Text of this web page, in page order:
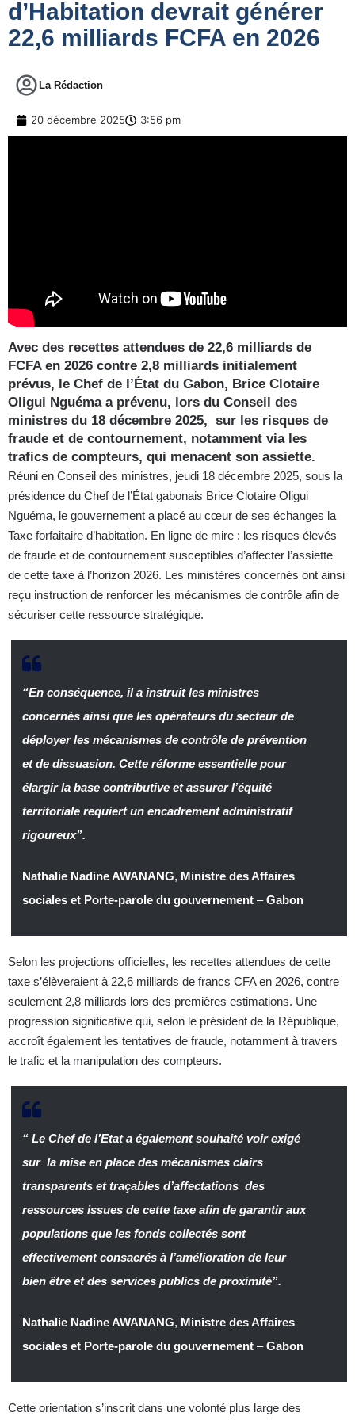
d’Habitation devrait générer
22,6 milliards FCFA en 2026
La Rédaction
20 décembre 2025 3:56 pm
Avec des recettes attendues de 22,6 milliards de
FCFA en 2026 contre 2,8 milliards initialement
prévus, le Chef de l’État du Gabon, Brice Clotaire
Oligui Nguéma a prévenu, lors du Conseil des
ministres du 18 décembre 2025, sur les risques de
fraude et de contournement, notamment via les
trafics de compteurs, qui menacent son assiette.
Réuni en Conseil des ministres, jeudi 18 décembre 2025, sous la
présidence du Chef de l’État gabonais Brice Clotaire Oligui
Nguéma, le gouvernement a placé au cœur de ses échanges la
Taxe forfaitaire d’habitation. En ligne de mire : les risques élevés
de fraude et de contournement susceptibles d’affecter l’assiette
de cette taxe à l’horizon 2026. Les ministères concernés ont ainsi
reçu instruction de renforcer les mécanismes de contrôle afin de
sécuriser cette ressource stratégique.
“En conséquence, il a instruit les ministres
concernés ainsi que les opérateurs du secteur de
déployer les mécanismes de contrôle de prévention
et de dissuasion. Cette réforme essentielle pour
élargir la base contributive et assurer l’équité
territoriale requiert un encadrement administratif
rigoureux”.
Nathalie Nadine AWANANG, Ministre des Affaires
sociales et Porte-parole du gouvernement–Gabon
Selon les projections officielles, les recettes attendues de cette
taxe s’élèveraient à 22,6 milliards de francs CFA en 2026, contre
seulement 2,8 milliards lors des premières estimations. Une
progression significative qui, selon le président de la République,
accroît également les tentatives de fraude, notamment à travers
le trafic et la manipulation des compteurs.
“ Le Chef de l’Etat a également souhaité voir exigé
sur la mise en place des mécanismes clairs
transparents et traçables d’affectations des
ressources issues de cette taxe afin de garantir aux
populations que les fonds collectés sont
effectivement consacrés à l’amélioration de leur
bien être et des services publics de proximité”.
Nathalie Nadine AWANANG, Ministre des Affaires
sociales et Porte-parole du gouvernement–Gabon
Cette orientation s’inscrit dans une volonté plus large des